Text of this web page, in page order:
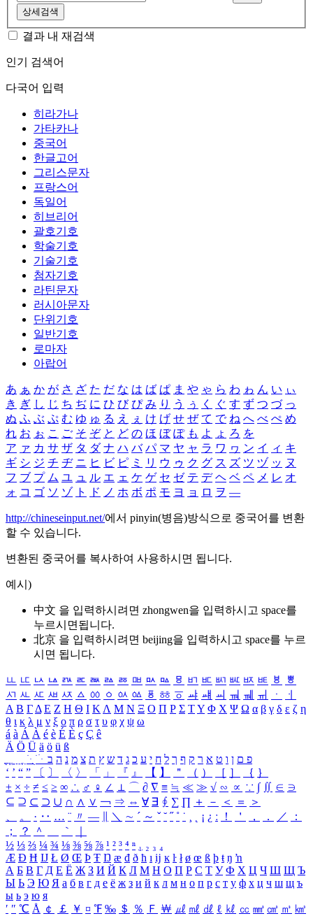
상세검색
결과 내 재검색
인기 검색어
다국어 입력
히라가나
가타카나
중국어
한글고어
그리스문자
프랑스어
독일어
히브리어
괄호기호
학술기호
기술기호
첨자기호
라틴문자
러시아문자
단위기호
일반기호
로마자
아랍어
あ ぁ か が さ ざ た だ な は ば ぱ ま や ゃ ら わ ゎ ん い ぃ
き ぎ し じ ち ぢ に ひ び ぴ み り う ぅ く ぐ す ず つ づ っ
ぬ ふ ぶ ぷ む ゆ ゅ る え ぇ け げ せ ぜ て で ね へ べ ぺ め
れ お ぉ こ ご そ ぞ と ど の ほ ぼ ぽ も よ ょ ろ を
ア ァ カ サ ザ タ ダ ナ ハ バ パ マ ヤ ャ ラ ワ ヮ ン イ ィ キ
ギ シ ジ チ ヂ ニ ヒ ビ ピ ミ リ ウ ゥ ク グ ス ズ ツ ヅ ッ ヌ
フ ブ プ ム ユ ュ ル エ ェ ケ ゲ セ ゼ テ デ ヘ ベ ペ メ レ オ
ォ コ ゴ ソ ゾ ト ド ノ ホ ボ ポ モ ヨ ョ ロ ヲ ―
http://chineseinput.net/에서 pinyin(병음)방식으로 중국어를 변환
할 수 있습니다.
변환된 중국어를 복사하여 사용하시면 됩니다.
예시)
中文 을 입력하시려면 zhongwen을 입력하시고 space를
누르시면됩니다.
北京 을 입력하시려면 beijing을 입력하시고 space를 누르
시면 됩니다.
ㅥ ㅦ ㅧ ㅨ ㅩ ㅪ ㅫ ㅬ ㅭ ㅮ ㅯ ㅰ ㅱ ㅲ ㅳ ㅴ ㅵ ㅶ ㅷ ㅸ
ㅹ
ㅺ ㅻ ㅼ ㅽ ㅾ ㅿ ㆀ ㆁ ㆂ ㆃ ㆄ ㆅ ㆆ ㆇ ㆈ ㆉ ㆊ ㆋ ㆌ ㆍ
ㆎ
Α Β ΓΔ Ε Ζ Η Θ Ι ΚΛ Μ Ν Ξ Ο Π Ρ Σ ΤΥ Φ Χ Ψ Ω α β γ δ ε ζ η
θ ι κ λ μ ν ξ ο π ρ σ τ υ φ χ ψ ω
á à Á À é è É È ç Ç ê
Ä Ö Ü ä ö ü ß
ִֶֹ ֻּ ׁׂ פ ם ן ו ט א ר ק ף ך ל ח י ע כ ג ד ש ץ ת צ מ נ ה ב
‘ ’ “ ” 〔 〕 〈 〉 「 」 『 』 【 】 ＂ （ ） ［ ］ ｛ ｝
± × ÷ ≠ ≤ ≥ ∞ ∴ ♂ ♀ ∠ ⊥ ⌒ ∂ ∇ ≡ ≒ ≪ ≫ √ ∽ ∝ ∵ ∫ ∬ ∈ ∋
⊆ ⊇ ⊂ ⊃ ∪ ∩ ∧ ∨ ￢ ⇒ ⇔ ∀ ∃ ∮ ∑ ∏ ＋ － ＜ ＝
＞
、
。 · ‥ … ¨ 〃 ― ＼ ∼ ´ ～ ˇ ˘ ˝ ˚ ˙ ¸ ¡ ¿ ː ！ ＇ ， ． ／
：
；
？ ＾ ｀
½ ⅓ ⅔ ¼ ¾ ⅛ ⅜ ⅝ ⅞ ¹ ² ³ ⁴ ⁿ ₁ ₂ ₃ ₄
Æ Ð Ħ Ĳ Ł Ø Œ Þ Ŧ Ŋ æ đ ð ħ ı ĳ ĸ ŀ ł ø œ ß þ ŧ ŋ ŉ
А Б В Г Д Е Ё Ж З И Й К Л М Н О П Р С Т У Ф Х Ц Ч Ш Щ Ъ
Ы Ь Э Ю Я а б в г д е ё ж з и й к л м н о п р с т у ф х ц ч ш щ ъ
ы ь э ю я
′ ″ ℃ Å ￠ ￡ ￥ ¤ ℉ ‰ ＄ ％ Ｆ ￦ ㎕ ㎖ ㎗ ℓ ㎘ ㏄ ㎣ ㎤ ㎥ ㎦